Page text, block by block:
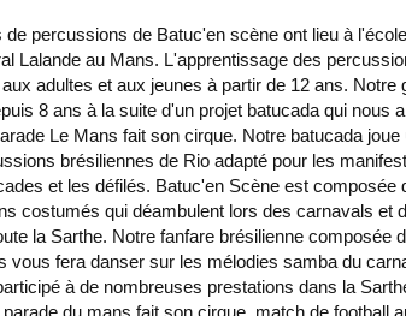
de percussions de Batuc'en scène ont lieu à
Lalande au Mans. L'apprentissage des
adultes et aux jeunes à partir de 12 ans. Notre
8 ans à la suite d'un projet batucada qui nous
Le Mans fait son cirque. Notre batucada joue
brésiliennes de Rio adapté pour les
et les défilés. Batuc'en Scène est composée
costumés qui déambulent lors des carnavals et
la Sarthe. Notre fanfare brésiliennecomposée
vous fera danser sur les mélodies samba du
à de nombreuses prestations dans la